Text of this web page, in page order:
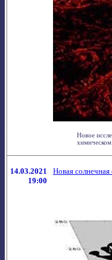
Новое
14.03.2021
19:00
Новая